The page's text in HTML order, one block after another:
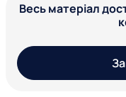
Весь матеріал